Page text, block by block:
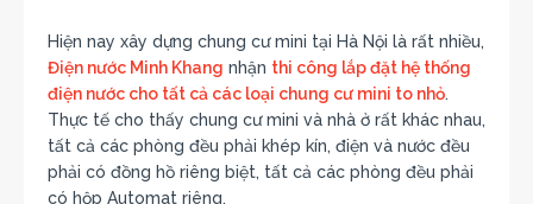
Hiện nay xây dựng chung cư mini tại Hà Nội là rất nhiều,
Điện nước Minh Khang nhận thi công lắp đặt hệ thống
điện nước cho tất cả các loại chung cư mini to nhỏ.
Thực tế cho thấy chung cư mini và nhà ở rất khác nhau,
tất cả các phòng đều phải khép kín, điện và nước đều
phải có đồng hồ riêng biệt, tất cả các phòng đều phải
có hộp Automat riêng.